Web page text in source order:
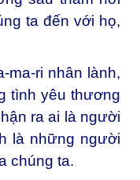
ta đến với họ,
ma-ri nhân lành,
tình yêu thương
ra ai là người
là những người
chúng ta.